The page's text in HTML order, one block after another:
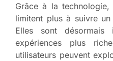
Grâce à la
limitent plus à suivre
Elles sont désormais
expériences plus
utilisateurs peuvent